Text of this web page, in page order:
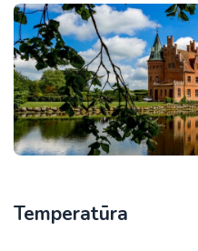
Temperatūra